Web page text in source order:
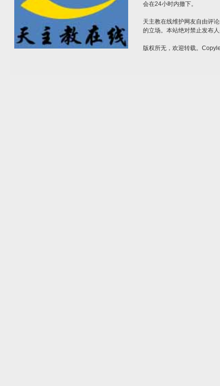
会在24小时内撤下。
天主教在线维护网友自由评
的立场。本站绝对禁止发布
版权所无，欢迎转载。